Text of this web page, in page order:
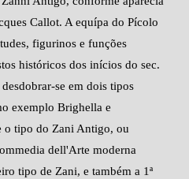
Callot. A equípa do Pícolo
figurinos e funções
históricos dos inícios do sec.
se em dois tipos
exemplo Brighella e
o tipo do Zani Antigo, ou
dell'Arte moderna
tipo de Zani, e também a 1ª